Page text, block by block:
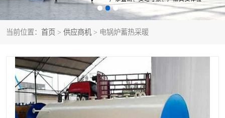
当前位置： 首页 > 供应商机 > 电锅炉蓄热采暖